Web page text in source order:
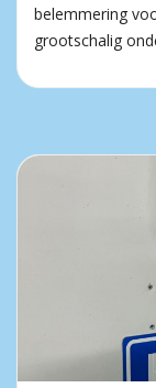
belemmering
grootschalig